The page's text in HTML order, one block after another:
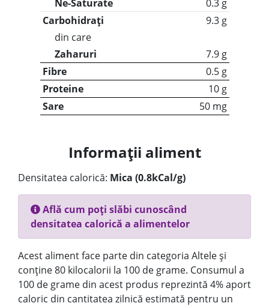
Ne-Saturate
0.3 g
Carbohidrați
9.3 g
din care
Zaharuri
7.9 g
Fibre
0.5 g
Proteine
10 g
Sare
50 mg
Informații aliment
Densitatea calorică: Mica (0.8kCal/g)
Află cum poți slăbi cunoscând
densitatea calorică a alimentelor
Acest aliment face parte din categoria Altele și
conține 80 kilocalorii la 100 de grame. Consumul a
100 de grame din acest produs reprezintă 4% aport
caloric din cantitatea zilnică estimată pentru un